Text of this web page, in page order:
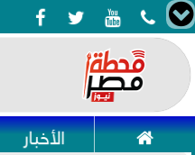
   
 الأخبار